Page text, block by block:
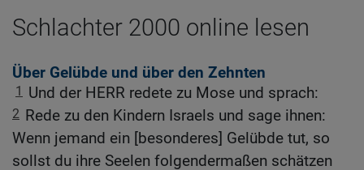
Schlachter 2000 online lesen
Über Gelübde und über den Zehnten
1 Und der HERR redete zu Mose und sprach:
2 Rede zu den Kindern Israels und sage ihnen:
Wenn jemand ein [besonderes] Gelübde tut, so
sollst du ihre Seelen folgendermaßen schätzen